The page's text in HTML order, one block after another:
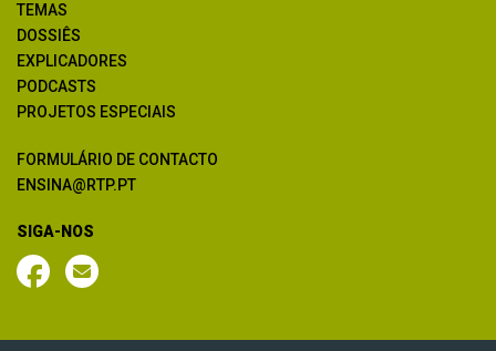
TEMAS
DOSSIÊS
EXPLICADORES
PODCASTS
PROJETOS ESPECIAIS
FORMULÁRIO DE CONTACTO
ENSINA@RTP.PT
SIGA-NOS